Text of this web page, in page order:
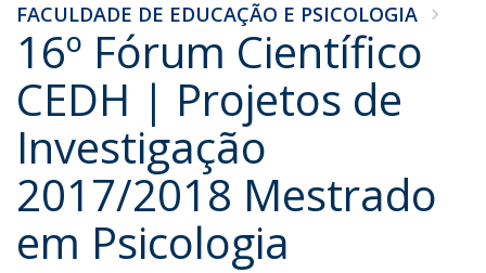
FACULDADE DE EDUCAÇÃO E PSICOLOGIA
16º Fórum Científico
CEDH | Projetos de
Investigação
2017/2018 Mestrado
em Psicologia